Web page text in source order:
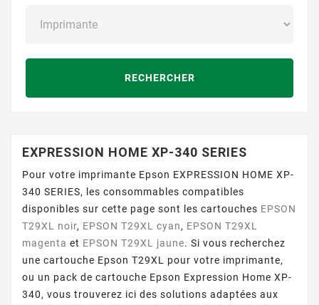
RECHERCHER
EXPRESSION HOME XP-340 SERIES
Pour votre imprimante Epson EXPRESSION HOME XP-
340 SERIES, les consommables compatibles
disponibles sur cette page sont les cartouches EPSON
T29XL noir, EPSON T29XL cyan, EPSON T29XL
magenta et EPSON T29XL jaune. Si vous recherchez
une cartouche Epson T29XL pour votre imprimante,
ou un pack de cartouche Epson Expression Home XP-
340, vous trouverez ici des solutions adaptées aux